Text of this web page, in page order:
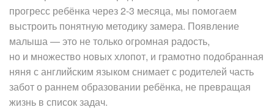
прогресс ребёнка через 2-3 месяца, мы помогаем
выстроить понятную методику замера. Появление
малыша — это не только огромная радость,
но и множество новых хлопот, и грамотно подобранная
няня с английским языком снимает с родителей часть
забот о раннем образовании ребёнка, не превращая
жизнь в список задач.